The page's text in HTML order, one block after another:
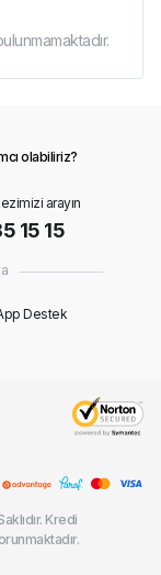
olabiliriz?
arayın
15 15
Destek
Kredi